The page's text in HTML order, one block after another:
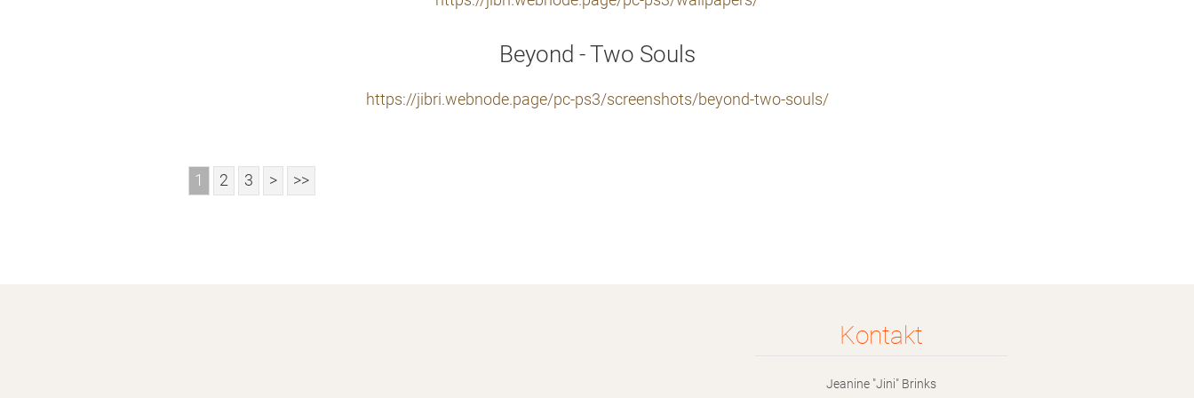
Beyond - Two Souls
https://jibri.webnode.page/pc-ps3/screenshots/beyond-two-souls/
1 2 3 > >>
Kontakt
Jeanine "Jini" Brinks